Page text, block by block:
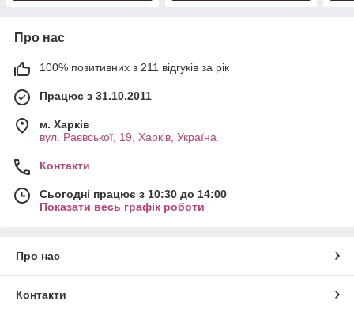
Про нас
100% позитивних з 211 відгуків за рік
Працює з 31.10.2011
м. Харків
вул. Раєвської, 19, Харків, Україна
Контакти
Сьогодні працює з 10:30 до 14:00
Показати весь графік роботи
Про нас
Контакти